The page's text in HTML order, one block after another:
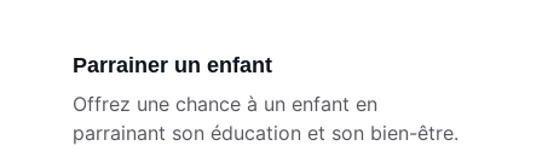
Parrainer un enfant
Offrez une chance à un enfant en
parrainant son éducation et son bien-être.